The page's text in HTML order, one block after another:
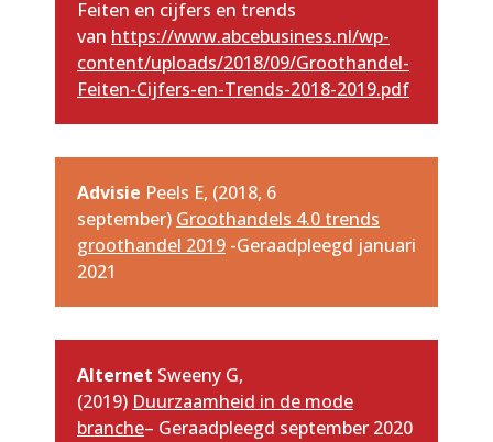
Feiten en cijfers en trends
van https://www.abcebusiness.nl/wp-
content/uploads/2018/09/Groothandel-
Feiten-Cijfers-en-Trends-2018-2019.pdf
Advisie Peels E, (2018, 6
september) Groothandels 4.0 trends
groothandel 2019 -Geraadpleegd januari
2021
Alternet Sweeny G,
(2019) Duurzaamheid in de mode
branche– Geraadpleegd september 2020